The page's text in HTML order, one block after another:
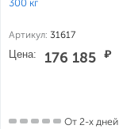
300 кг
Артикул: 31617
Цена: 176 185 ₽
От 2-х дней